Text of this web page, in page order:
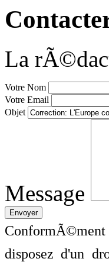
La
Votre Nom
Votre Email
Objet
Message
disposez d'un